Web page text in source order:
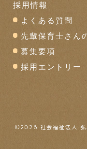
採用情報
よくある質問
先輩保育士さん
募集要項
採用エントリー
©2026 社会福祉法人 弘